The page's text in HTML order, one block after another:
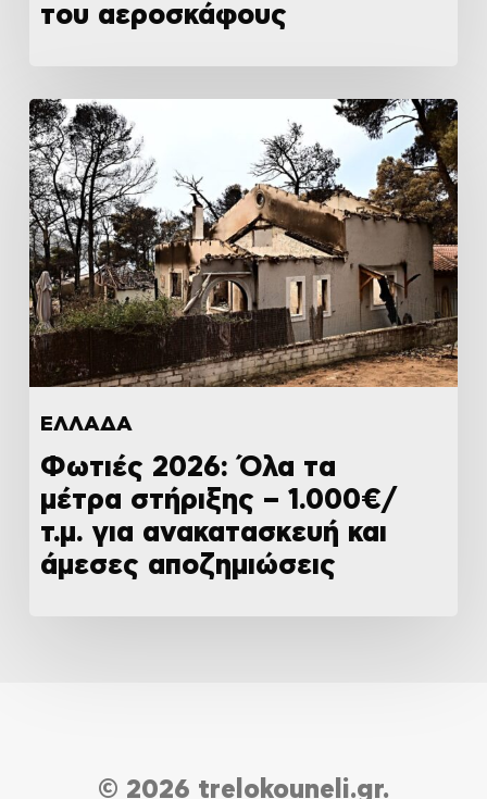
του αεροσκάφους
ΕΛΛΑΔΑ
Φωτιές 2026: Όλα τα
μέτρα στήριξης – 1.000€/
τ.μ. για ανακατασκευή και
άμεσες αποζημιώσεις
© 2026 trelokouneli.gr.